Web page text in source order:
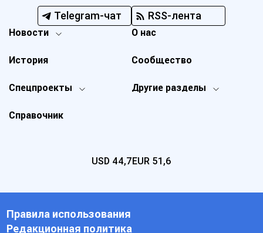
Telegram-чат RSS-лента
Новости
Спецпроекты Другие разделы
История
О нас
Справочник
Сообщество
USD 44,7EUR 51,6
Правила использования
Редакционная политика